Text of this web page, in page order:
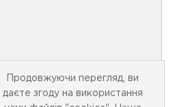
Продовжуючи перегляд, ви
даєте згоду на використання